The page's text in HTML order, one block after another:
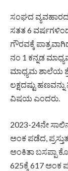
ಸಂಘದ
ಸತತ 6
ಗೌರವಕ್ಕೆ
ನಂ 1 ಕನ್ನಡ
ಮಾಧ್ಯಮ ಶಾಲೆಯ
ಲಕ್ಷದಷ್ಟು
ವಿಷಯ ಎಂದರು.
2023-24ನೇ
ಅಂಕ ಪಡೆದ,
ಅಂಕಿತಾ ಬಸಪ್ಪಾ
625ಕ್ಕೆ 617